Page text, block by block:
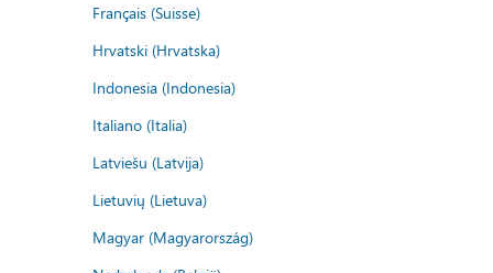
Français (Suisse)
Hrvatski (Hrvatska)
Indonesia (Indonesia)
Italiano (Italia)
Latviešu (Latvija)
Lietuvių (Lietuva)
Magyar (Magyarország)